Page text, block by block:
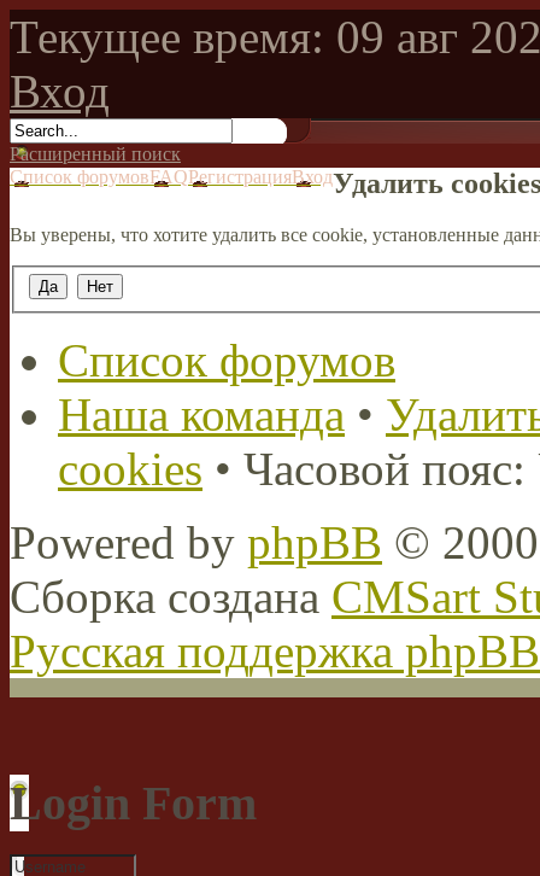
Текущее время: 09 авг
Вход
Расширенный поиск
Список форумовFAQРегистрацияВходУдалить
Вы уверены, что хотите удалить все cookie, установленные
Список форумов
Наша команда •
cookies • Часовой
Powered by phpBB ©
Сборка создана CMSart
Русская поддержка phpBB
Login Form